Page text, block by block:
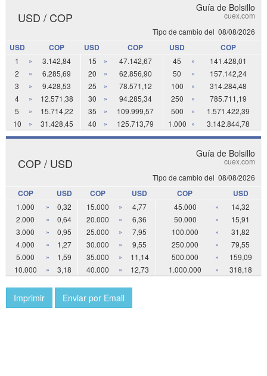
Guía de Bolsillo
cuex.com
Tipo de cambio del 08/08/2026
USD / COP
USD COP USD COP USD COP
1 » 3.142,84 15 » 47.142,67 45 »
141.428,01
2
» 6.285,69 20 » 62.856,90 50 »
157.142,24
3
» 9.428,53 25 » 78.571,12 100 »
314.284,48
4
» 12.571,38 30 » 94.285,34 250 »
785.711,19
5
» 15.714,22 35 » 109.999,57 500 »
1.571.422,39
10
» 31.428,45 40 » 125.713,79 1.000 » 3.142.844,78
Guía de Bolsillo
cuex.com
Tipo de cambio del 08/08/2026
COP / USD
COP USD COP USD COP USD
1.000 » 0,32 15.000 » 4,77 45.000 »
14,32
2.000
» 0,64 20.000 » 6,36 50.000 »
15,91
3.000
» 0,95 25.000 » 7,95 100.000 »
31,82
4.000
» 1,27 30.000 » 9,55 250.000 »
79,55
5.000
» 1,59 35.000 » 11,14 500.000 »
159,09
10.000
» 3,18 40.000 » 12,73 1.000.000 » 318,18
Imprimir Enviar por Email